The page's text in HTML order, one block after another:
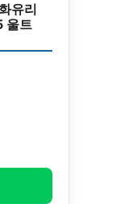
유리
울트